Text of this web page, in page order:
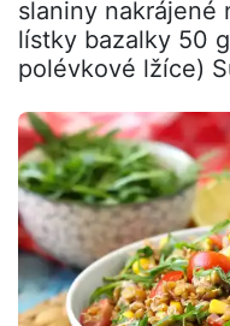
slaniny nakrájené
lístky bazalky 50
polévkové lžíce)